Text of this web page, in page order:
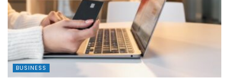
BUSINESS